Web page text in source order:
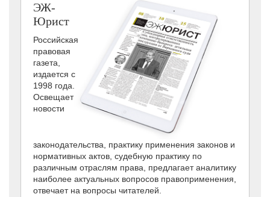
ЭЖ-
Юрист
Российская
правовая
газета,
издается с
1998 года.
Освещает
новости
законодательства, практику применения законов и
нормативных актов, судебную практику по
различным отраслям права, предлагает аналитику
наиболее актуальных вопросов правоприменения,
отвечает на вопросы читателей.